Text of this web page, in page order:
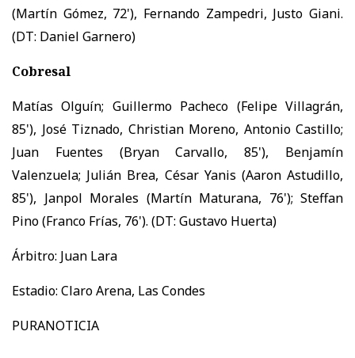
(Martín Gómez, 72'), Fernando Zampedri, Justo Giani.
(DT: Daniel Garnero)
Cobresal
Matías Olguín; Guillermo Pacheco (Felipe Villagrán,
85'), José Tiznado, Christian Moreno, Antonio Castillo;
Juan Fuentes (Bryan Carvallo, 85'), Benjamín
Valenzuela; Julián Brea, César Yanis (Aaron Astudillo,
85'), Janpol Morales (Martín Maturana, 76'); Steffan
Pino (Franco Frías, 76'). (DT: Gustavo Huerta)
Árbitro: Juan Lara
Estadio: Claro Arena, Las Condes
PURANOTICIA